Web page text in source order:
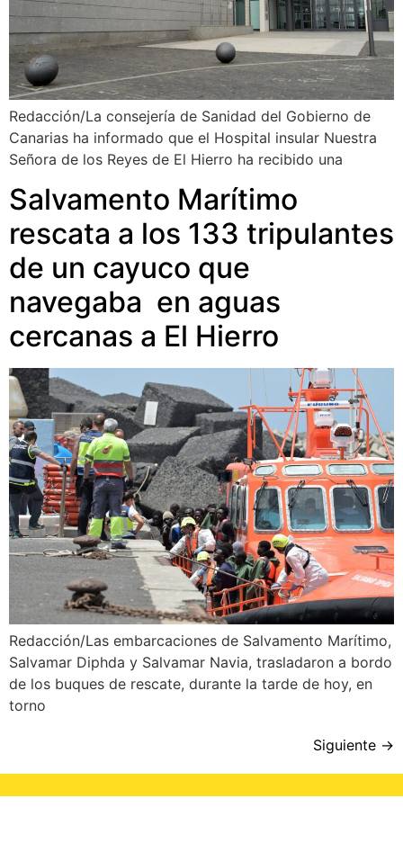
Redacción/La consejería de Sanidad del Gobierno de
Canarias ha informado que el Hospital insular Nuestra
Señora de los Reyes de El Hierro ha recibido una
Salvamento Marítimo
rescata a los 133 tripulantes
de un cayuco que
navegaba en aguas
cercanas a El Hierro
Redacción/Las embarcaciones de Salvamento Marítimo,
Salvamar Diphda y Salvamar Navia, trasladaron a bordo
de los buques de rescate, durante la tarde de hoy, en
torno
Siguiente →